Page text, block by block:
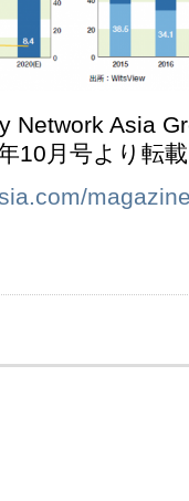
Network Asia
10月号より転